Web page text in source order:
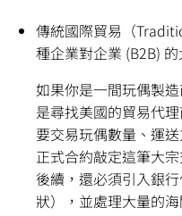
傳統國際貿易（
種企業對企業 (B2B)
如果你是一間玩偶製
是尋找美國的貿易代
要交易玩偶數量、運
正式合約敲定這筆大宗
後續，還必須引入銀
狀），並處理大量的